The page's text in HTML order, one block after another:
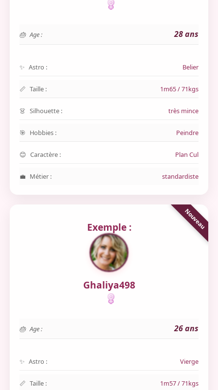
Age : 28 ans
Astro : Belier
Taille : 1m65 / 71kgs
Silhouette : très mince
Hobbies : Peindre
Caractère : Plan Cul
Métier : standardiste
Exemple :
Ghaliya498
Age : 26 ans
Astro : Vierge
Taille : 1m57 / 71kgs